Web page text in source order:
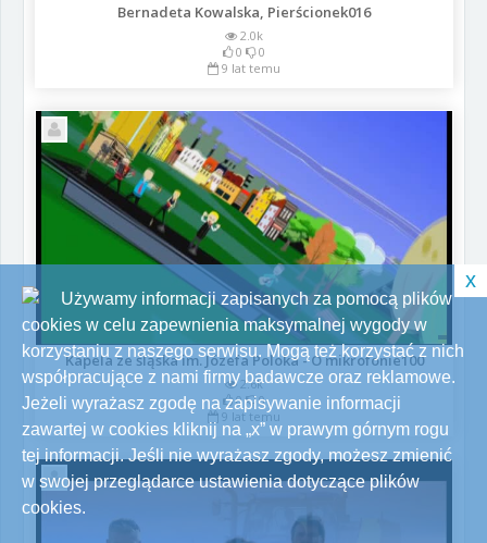
Bernadeta Kowalska, Pierścionek016
2.0k
0
0
9 lat temu
Kapela ze śląska im. Józefa Poloka - O mikrofonie100
2.6k
0 0
9 lat temu
Używamy informacji zapisanych za pomocą plików
cookies w celu zapewnienia maksymalnej wygody w
korzystaniu z naszego serwisu. Mogą też korzystać z nich
współpracujące z nami firmy badawcze oraz reklamowe.
Jeżeli wyrażasz zgodę na zapisywanie informacji
zawartej w cookies kliknij na „x” w prawym górnym rogu
tej informacji. Jeśli nie wyrażasz zgody, możesz zmienić
w swojej przeglądarce ustawienia dotyczące plików
cookies.
x